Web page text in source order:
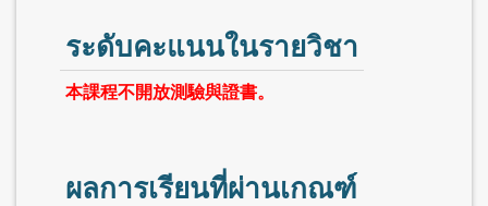
ระดับคะแนนในรายวิชา
本課程不開放測驗與證書。
ผลการเรียนที่ผ่านเกณฑ์